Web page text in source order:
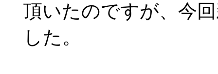
頂いたのですが、今
した。